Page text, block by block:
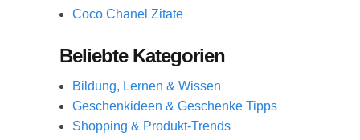
Coco Chanel Zitate
Beliebte Kategorien
Bildung, Lernen & Wissen
Geschenkideen & Geschenke Tipps
Shopping & Produkt-Trends